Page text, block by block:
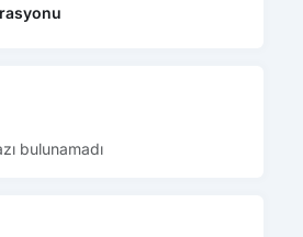
bulunamadı